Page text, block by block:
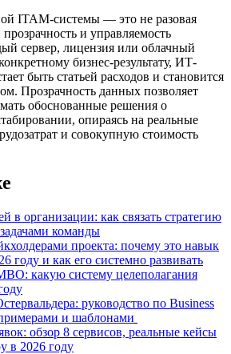
ITAM-системы — это не разовая
и управляемость
сервер, лицензия или облачный
бизнес-результату, ИТ-
быть статьей расходов и становится
Прозрачность данных позволяет
обоснованные решения о
опираясь на реальные
и совокупную стоимость
в организации: как связать стратегию
команды
проекта: почему это навык
году и как его системно развивать
какую систему целеполагания
руководство по Business
и шаблонами
обзор 8 сервисов, реальные кейсы
в 2026 году